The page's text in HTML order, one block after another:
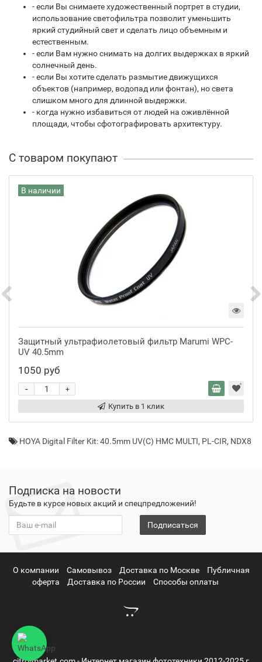
- если Вы снимаете художественный портрет в студии,
использование светофильтра позволит уменьшить
яркий студийный свет и сделать лицо объемным и
естественным.
- если Вам нужно снимать на долгих выдержках в яркий
солнечный день.
- если Вы хотите сделать размытие движущихся
объектов (например, водопад или фонтан), но света
слишком много для длинной выдержки.
- когда нужно избавиться от людей на оживлённой
площади, чтобы сфотографировать архитектуру.
С товаром покупают
В наличии
Защитный ультрафиолетовый фильтр Marumi WPC-
UV 40.5mm
1050 руб
+
-
Купить в 1 клик
HOYA Digital Filter Kit: 40.5mm UV(C) HMC MULTI, PL-CIR, NDX8
Подписка на новости
Будьте в курсе новых акций и спецпредложений!
Подписаться
О компании Самовывоз Доставка по Москве
Публичная
оферта
Доставка по России Способы оплаты